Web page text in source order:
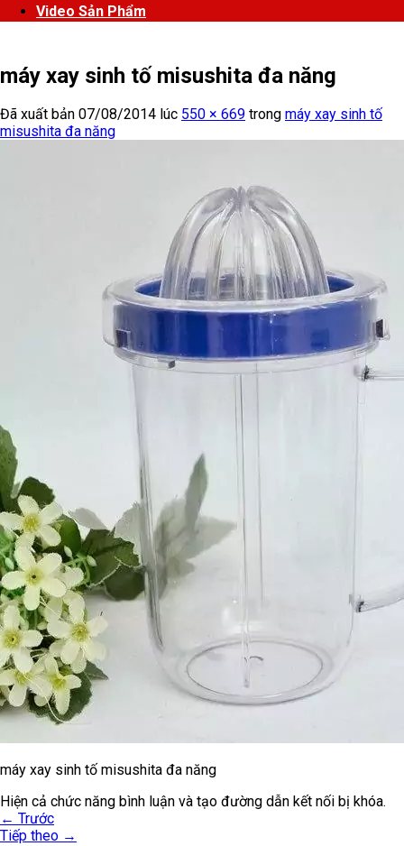
Video Sản Phẩm
máy xay sinh tố misushita đa năng
Đã xuất bản 07/08/2014 lúc 550 × 669 trong máy xay sinh tố
misushita đa năng
máy xay sinh tố misushita đa năng
Hiện cả chức năng bình luận và tạo đường dẫn kết nối bị khóa.
← Trước
Tiếp theo →